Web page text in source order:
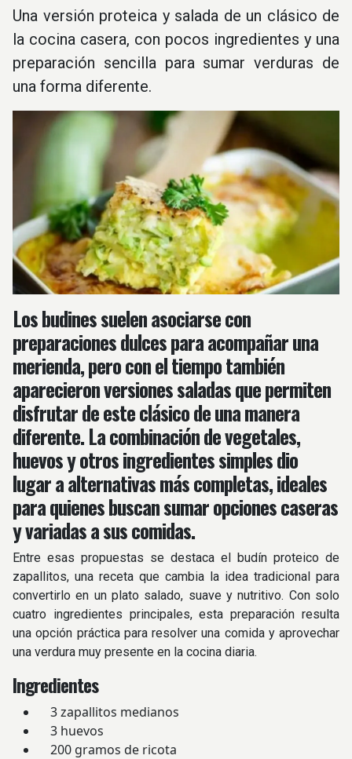
Una versión proteica y salada de un clásico de
la cocina casera, con pocos ingredientes y una
preparación sencilla para sumar verduras de
una forma diferente.
Los budines suelen asociarse con
preparaciones dulces para acompañar una
merienda, pero con el tiempo también
aparecieron versiones saladas que permiten
disfrutar de este clásico de una manera
diferente. La combinación de vegetales,
huevos y otros ingredientes simples dio
lugar a alternativas más completas, ideales
para quienes buscan sumar opciones caseras
y variadas a sus comidas.
Entre esas propuestas se destaca el budín proteico de
zapallitos, una receta que cambia la idea tradicional para
convertirlo en un plato salado, suave y nutritivo. Con solo
cuatro ingredientes principales, esta preparación resulta
una opción práctica para resolver una comida y aprovechar
una verdura muy presente en la cocina diaria.
Ingredientes
3 zapallitos medianos
3 huevos
200 gramos de ricota